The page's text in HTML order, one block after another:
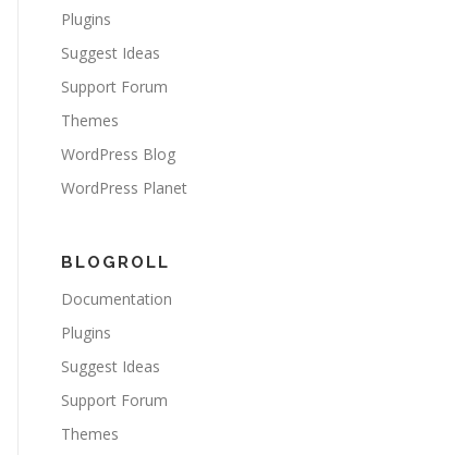
Plugins
Suggest Ideas
Support Forum
Themes
WordPress Blog
WordPress Planet
BLOGROLL
Documentation
Plugins
Suggest Ideas
Support Forum
Themes